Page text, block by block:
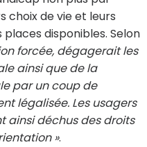
choix de vie et leurs
disponibles. Selon
forcée, dégagerait les
ainsi que de la
par un coup de
légalisée. Les usagers
ainsi déchus des droits
».